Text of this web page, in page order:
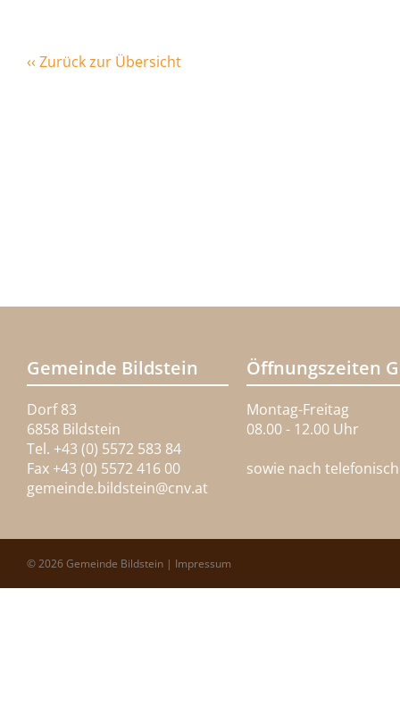
‹‹ Zurück zur Übersicht
Gemeinde Bildstein
Dorf 83
6858 Bildstein
Tel. +43 (0) 5572 583 84
Fax +43 (0) 5572 416 00
gemeinde.bildstein@cnv.at
Öffnungszeiten
Montag-Freitag
08.00 - 12.00 Uhr
sowie nach
© 2026 Gemeinde Bildstein | Impressum